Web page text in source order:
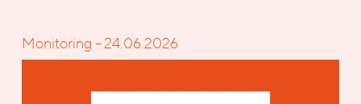
Monitoring – 24.06.2026